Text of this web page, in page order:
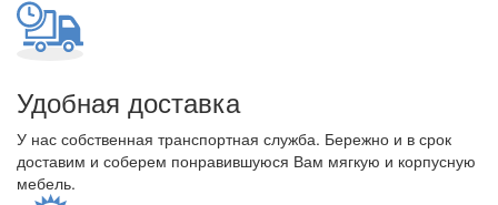
Удобная доставка
У нас собственная транспортная служба. Бережно и в срок
доставим и соберем понравившуюся Вам мягкую и корпусную
мебель.